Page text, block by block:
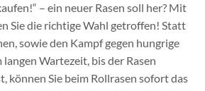
– ein neuer Rasen soll her? Mit
Sie die richtige Wahl getroffen! Statt
sowie den Kampf gegen hungrige
Wartezeit, bis der Rasen
können Sie beim Rollrasen sofort das